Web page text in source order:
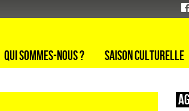
Qui sommes-nous ? Saison culturelle